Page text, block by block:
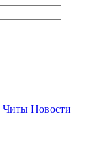
Читы Новости